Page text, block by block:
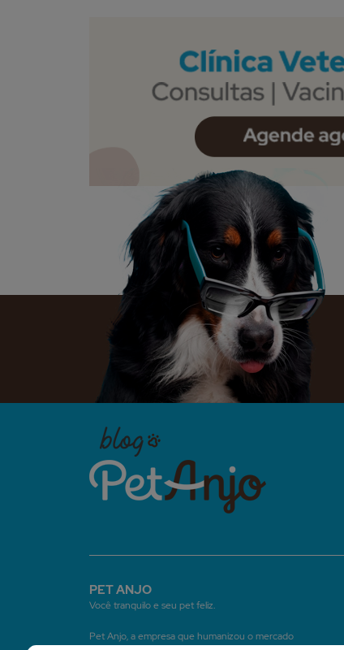
PET ANJO
Você tranquilo e seu pet feliz.
Pet Anjo, a empresa que humanizou o mercado